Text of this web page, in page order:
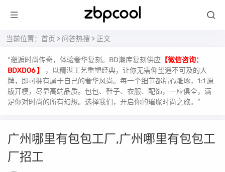
当前位置： 首页 > 问答热搜 > 正文
“邂逅时尚传奇，体验奢华复刻。BD潮库复刻供应 【微信咨询：
BDXD06 】
，以精湛工艺重塑经典，让你无需仰望遥不可及的大
牌，即可拥有属于自己的奢华风尚。每一个细节都精心雕琢，1:1 原
版开模，尽显高端品质。包包、鞋子、衣服、配饰，一应俱全，满
足你对时尚的所有幻想。选择我们，开启你的璀璨时尚之旅。”
广州哪里有包包工厂,广州哪里有包包工
厂招工